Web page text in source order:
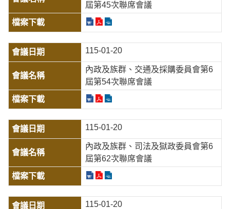
屆第45次聯席會議
115-01-20
內政及族群、交通及採購委員會第6
屆第54次聯席會議
115-01-20
內政及族群、司法及獄政委員會第6
屆第62次聯席會議
115-01-20